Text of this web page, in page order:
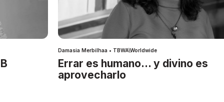
Damasia Merbilhaa • TBWA\Worldwide
Errar es humano… y divino es
aprovecharlo